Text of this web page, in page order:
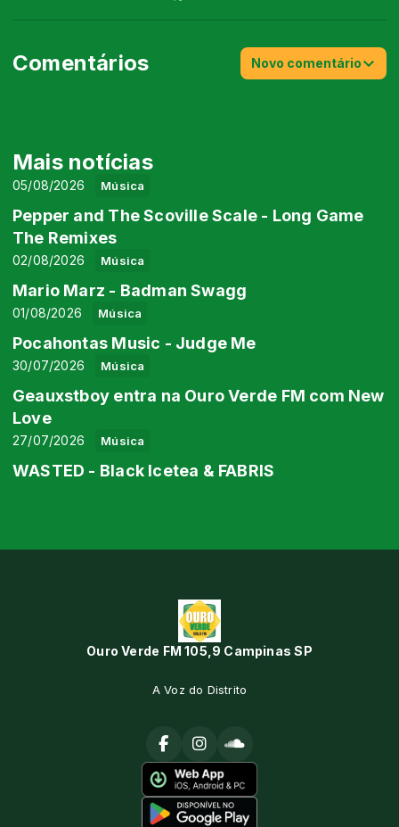
Comentários Novo comentário
Mais notícias
Música
05/08/2026
Pepper and The Scoville Scale - Long Game
The Remixes
Música
02/08/2026
Mario Marz - Badman Swagg
Música
01/08/2026
Pocahontas Music - Judge Me
Música
30/07/2026
Geauxstboy entra na Ouro Verde FM com New
Love
Música
27/07/2026
WASTED - Black Icetea & FABRIS
Ouro Verde FM 105,9 Campinas SP
A Voz do Distrito